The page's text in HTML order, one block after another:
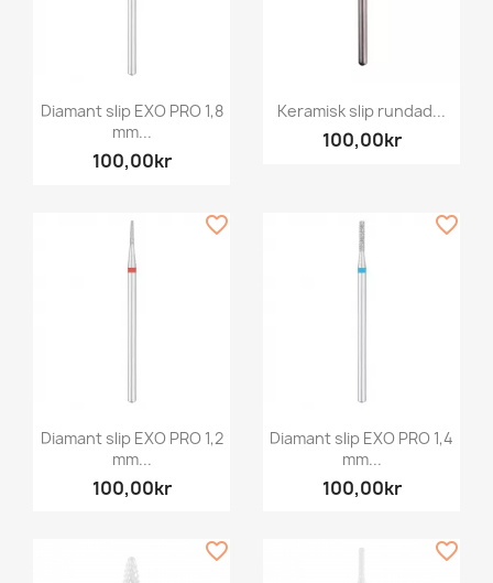
Diamant slip EXO PRO 1,8
mm...
100,00kr
Keramisk slip rundad...
100,00kr
Diamant slip EXO PRO 1,2
mm...
100,00kr
favorite_border
Diamant slip EXO PRO 1,4
mm...
100,00kr
favorite_border
favorite_border favorite_border